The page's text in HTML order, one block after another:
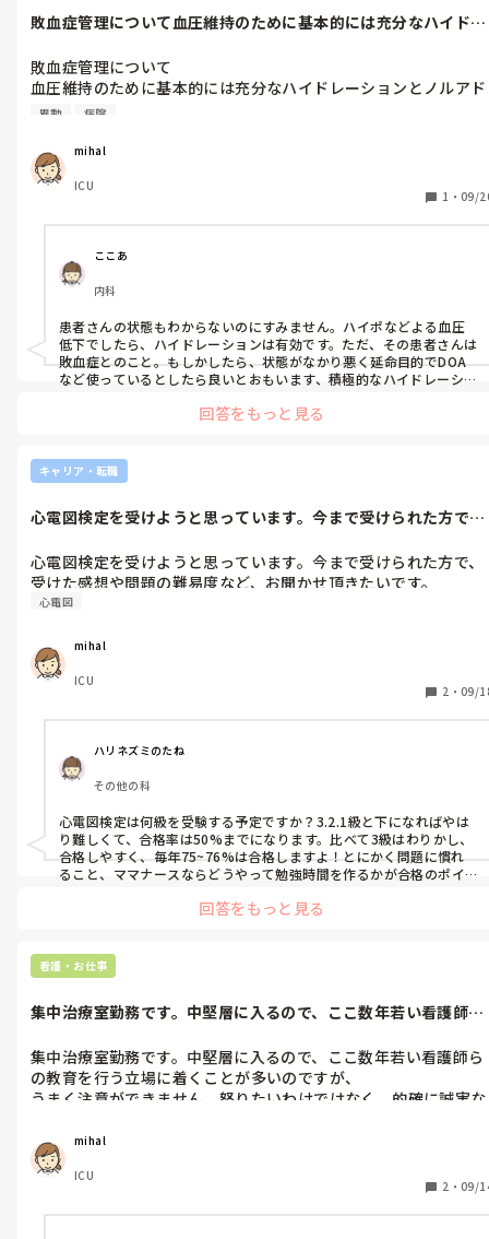
敗血症管理について血圧維持のために基本的には充分なハイドレ
敗血症管理について
血圧維持のために基本的には充分なハイドレーションとノルアド
レナリンを少量被せる程度ならわかるのですが、溢水が怖いから
ます。心機能をきちんと評価しているわけでもないのに。
この病院に異動してまだ間もないので、医師には「ハイドレーシ
ョンしませんか」と提案はしますが、ほとんどまともに受け取っ
本当に納得できません。
ガイドラインがすでにあるのに、こんな質問もおかしいかもしれ
ませんが
異動 病院
mihal
ICU
1 ・ 09/
ここあ
内科
患者さんの状態もわからないのにすみません。ハイポなどよる血圧
低下でしたら、ハイドレーションは有効です。ただ、その患者さんは
敗血症とのこと。もしかしたら、状態がなかり悪く延命目的でDOA
など使っているとしたら良いとおもいます、積極的なハイドレーショ
をおこなうにしても、心機能や腎機能は必ずチェックがいります
回答をもっと見る
キャリア・転職
心電図検定を受けようと思っています。今まで受けられた方で、
心電図検定を受けようと思っています。今まで受けられた方で、
受けた感想や問題の難易度など、お聞かせ頂きたいです。
心電図
mihal
ICU
2 ・ 09/
ハリネズミのたね
その他の科
心電図検定は何級を受験する予定ですか？3.2.1級と下になればやは
り難しくて、合格率は50%までになります。比べて3級はわりかし、
合格しやすく、毎年75~76%は合格しますよ！とにかく問題に慣れ
ること、ママナースならどうやって勉強時間を作るかが合格のポイ
回答をもっと見る
看護・お仕事
集中治療室勤務です。中堅層に入るので、ここ数年若い看護師ら
集中治療室勤務です。中堅層に入るので、ここ数年若い看護師ら
の教育を行う立場に着くことが多いのですが、
うまく注意ができません。怒りたいわけではなく、的確に誠実な
真剣に伝えるとほとんどの子が萎縮してしてしまっているように
見えます。
教育にいらっしゃる方々は、どのようなことをに気をつけていま
すか?
mihal
ICU
2 ・ 09/